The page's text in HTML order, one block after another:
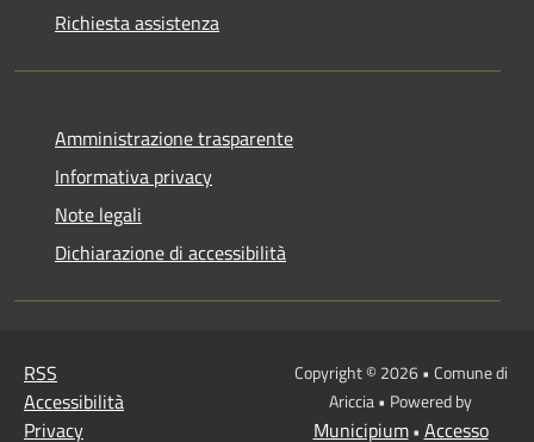
Richiesta assistenza
Amministrazione trasparente
Informativa privacy
Note legali
Dichiarazione di accessibilità
RSS
Accessibilità
Privacy
Copyright © 2026 • Comune di
Ariccia • Powered by
Municipium• Accesso